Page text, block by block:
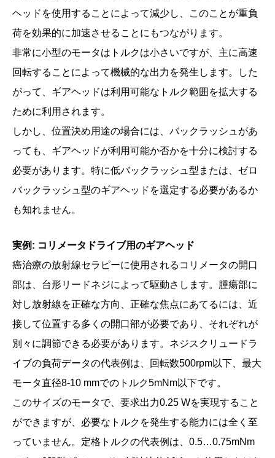
ヘッドを使用することによって減少し、このことが重負
荷を効果的に加速させることにもつながります。
非常に小型のモータはトルクは小さいですが、主に高速
回転することによって機械的な出力を発生します。した
がって、ギアヘッドは利用可能なトルク範囲を拡大する
ために利用されます。
しかし、位置決め用途の場合には、バックラッシュがあ
っても、ギアヘッドが利用可能か否かを十分に検討する
必要があります。特に低バックラッシュ型または、ゼロ
バックラッシュ型のギアヘッドを選定する必要があるか
も知れません。
実例: コリメータドライブ用のギアヘッド
癌治療の放射線セラピーに使用されるコリメータの開口
部は、台形リードネジによって駆動さします。腫瘍部に
対し放射線を正確な方向、正確な焦点にあてるには、近
接して位置する多くの開口部が必要であり、それぞれが
別々に調節できる必要があります。ネジスクリュードラ
イブの負荷データの代表例は、回転数500rpm以下、最大
モータ直径8-10 mmでのトルク5mNm以下です。
このサイズのモータで、要求出力0.25 Wを実現すること
ができますが、必要なトルクを発生する能力には全く至
っていません。定格トルクの代表例は、0.5…0.75mNm